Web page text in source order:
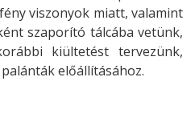
viszonyok miatt, valamint
szaporító tálcába vetünk,
kiültetést tervezünk,
előállításához.